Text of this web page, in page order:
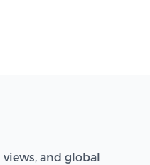
and global